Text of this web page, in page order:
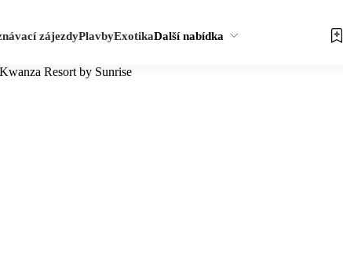
zájezdyPlavbyExotikaDalší nabídka
Resort by Sunrise